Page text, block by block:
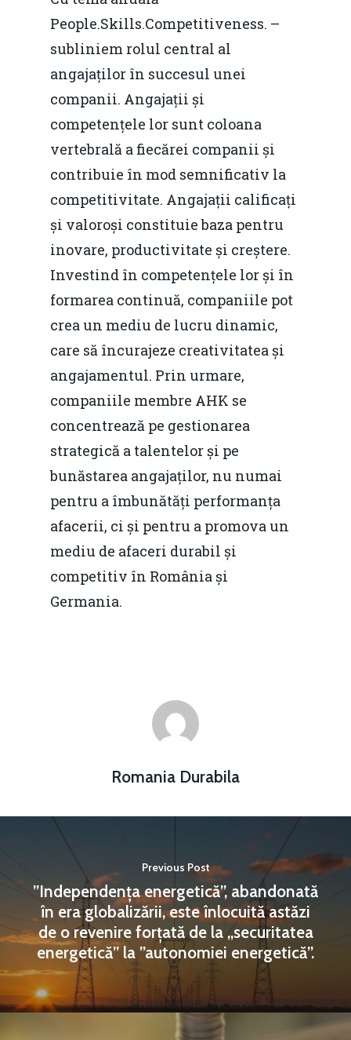
People.Skills.Competitiveness. –
subliniem rolul central al
angajaților în succesul unei
companii. Angajații și
competențele lor sunt coloana
vertebrală a fiecărei companii și
contribuie în mod semnificativ la
competitivitate. Angajații calificați
și valoroși constituie baza pentru
inovare, productivitate și creștere.
Investind în competențele lor și în
formarea continuă, companiile pot
crea un mediu de lucru dinamic,
care să încurajeze creativitatea și
angajamentul. Prin urmare,
companiile membre AHK se
concentrează pe gestionarea
strategică a talentelor și pe
bunăstarea angajaților, nu numai
pentru a îmbunătăți performanța
afacerii, ci și pentru a promova un
mediu de afaceri durabil și
competitiv în România și
Germania.
Romania Durabila
Previous Post
”Independența energetică”, abandonată
în era globalizării, este înlocuită astăzi
de o revenire forțată de la „securitatea
energetică” la ”autonomiei energetică”.
Piaţa gazelor naturale:
predictibilitate,
concurenţă.
Rolul băncilor în
IMM
Redresare vs.
Fiscalitate pentru o
Durabilă
Martie 2016
Decembrie 2015
Mai 2015
Martie 2015
Agribusiness
Energia
Construcții și
pentru o Românie
Piața gazelor naturale:
predictibilitate,
concurență.
Burse pentru
Contact
Email: